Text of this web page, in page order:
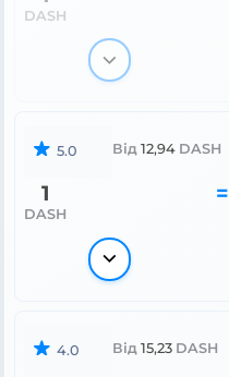
DASH
5.0 Від 12,94 DASH
1
DASH
=
4.0 Від 15,23 DASH